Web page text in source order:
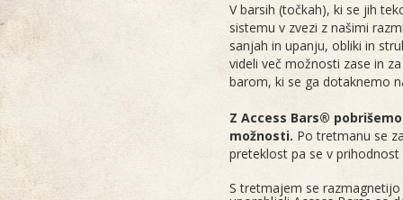
V barsih (točkah), ki se jih
sistemu v zvezi z našimi
sanjah in upanju, obliki in
videli več možnosti zase in
barom, ki se ga dotaknemo
Z Access Bars®
možnosti. Po tretmanu se
preteklost pa se v
S tretmajem se